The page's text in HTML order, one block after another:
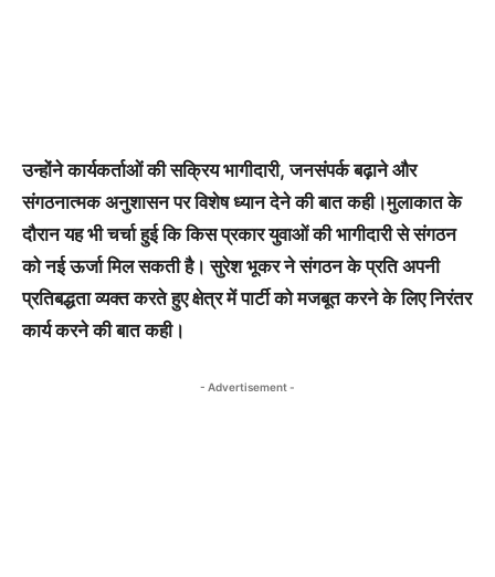
उन्होंने कार्यकर्ताओं की सक्रिय भागीदारी, जनसंपर्क बढ़ाने और
संगठनात्मक अनुशासन पर विशेष ध्यान देने की बात कही।मुलाकात के
दौरान यह भी चर्चा हुई कि किस प्रकार युवाओं की भागीदारी से संगठन
को नई ऊर्जा मिल सकती है। सुरेश भूकर ने संगठन के प्रति अपनी
प्रतिबद्धता व्यक्त करते हुए क्षेत्र में पार्टी को मजबूत करने के लिए निरंतर
कार्य करने की बात कही।
- Advertisement -